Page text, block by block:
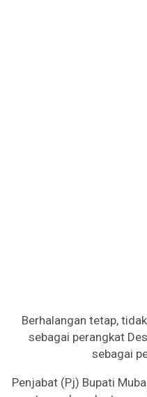
Berhalangan tetap,
sebagai perangkat
sebagai
Penjabat (Pj) Bupati